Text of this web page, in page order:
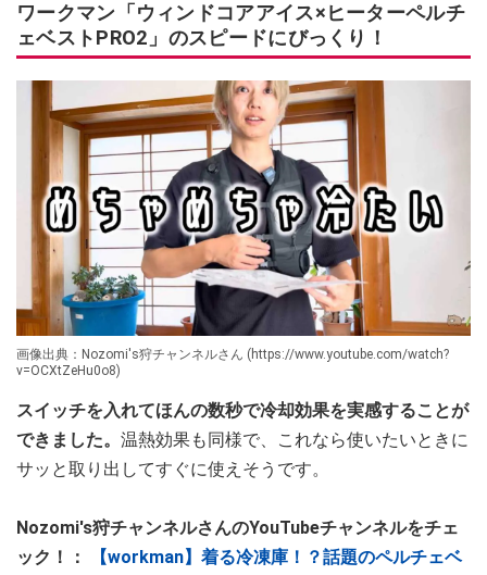
ワークマン「ウィンドコアアイス×ヒーターペルチ
ェベストPRO2」のスピードにびっくり！
画像出典：Nozomi's狩チャンネルさん (https://www.youtube.com/watch?
v=OCXtZeHu0o8)
スイッチを入れてほんの数秒で冷却効果を実感することが
できました。 温熱効果も同様で、これなら使いたいときに
サッと取り出してすぐに使えそうです。
Nozomi's狩チャンネルさんのYouTubeチャンネルをチェ
ック！：
【workman】着る冷凍庫！？話題のペルチェベ